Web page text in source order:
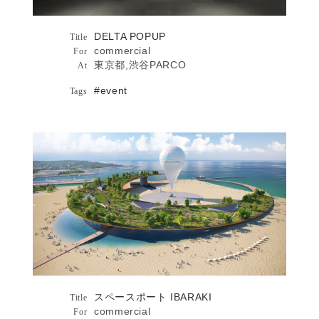
Architecture
Title DELTA POPUP
For commercial
At 東京都,渋谷PARCO
Tags #event
スペースポート IBARAKI
Architecture
Title スペースポート IBARAKI
For commercial
スペースポート IBARAKI詳細へ